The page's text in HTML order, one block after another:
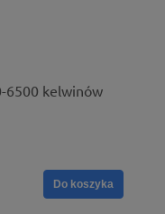
6500 kelwinów
Do koszyka